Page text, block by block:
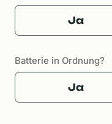
Ja
Batterie in Ordnung?
Ja